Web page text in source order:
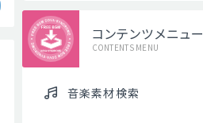
コンテンツメニュー
CONTENTS MENU
音楽素材検索